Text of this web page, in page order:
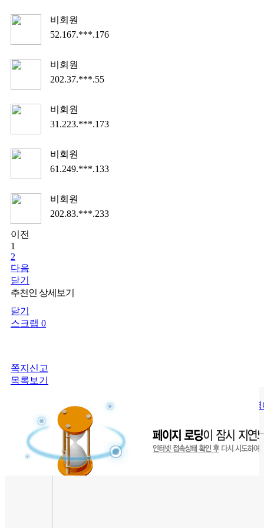
비회원
52.167.***.176
비회원
202.37.***.55
비회원
31.223.***.173
비회원
61.249.***.133
비회원
202.83.***.233
이전
1
2
다음
닫기
추천인 상세보기
닫기
스크랩 0
쪽지신고
목록보기
평촌